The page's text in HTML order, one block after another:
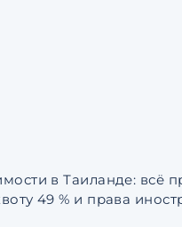
в Таиланде: всё
49 % и права